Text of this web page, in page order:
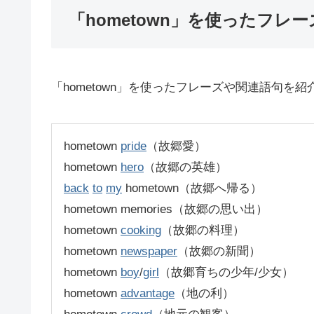
「hometown」を使ったフレー
「hometown」を使ったフレーズや関連語句を紹
hometown pride （故郷愛）
hometown hero （故郷の英雄）
back to my hometown（故郷へ帰る）
hometown memories（故郷の思い出）
hometown cooking （故郷の料理）
hometown newspaper （故郷の新聞）
hometown boy/girl （故郷育ちの少年/少女）
hometown advantage （地の利）